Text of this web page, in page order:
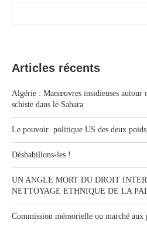
Articles récents
Algérie : Manœuvres insidieuses autour
schiste dans le Sahara
Le pouvoir politique US des deux
Déshabillons-les !
UN ANGLE MORT DU DROIT
NETTOYAGE ETHNIQUE DE LA
Commission mémorielle ou marché aux